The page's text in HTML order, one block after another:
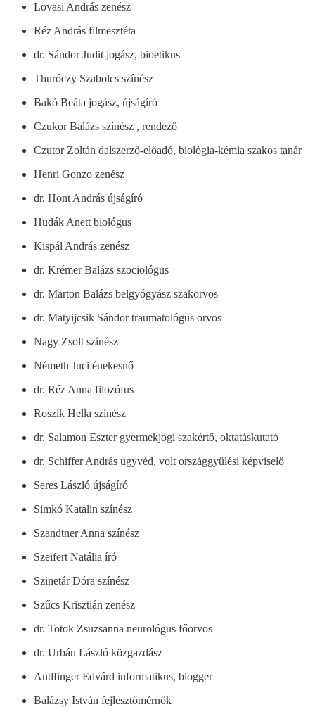
Lovasi András zenész
Réz András filmesztéta
dr. Sándor Judit jogász, bioetikus
Thuróczy Szabolcs színész
Bakó Beáta jogász, újságíró
Czukor Balázs színész , rendező
Czutor Zoltán dalszerző-előadó, biológia-kémia szakos tanár
Henri Gonzo zenész
dr. Hont András újságíró
Hudák Anett biológus
Kispál András zenész
dr. Krémer Balázs szociológus
dr. Marton Balázs belgyógyász szakorvos
dr. Matyijcsik Sándor traumatológus orvos
Nagy Zsolt színész
Németh Juci énekesnő
dr. Réz Anna filozófus
Roszik Hella színész
dr. Salamon Eszter gyermekjogi szakértő, oktatáskutató
dr. Schiffer András ügyvéd, volt országgyűlési képviselő
Seres László újságíró
Simkó Katalin színész
Szandtner Anna színész
Szeifert Natália író
Szinetár Dóra színész
Szűcs Krisztián zenész
dr. Totok Zsuzsanna neurológus főorvos
dr. Urbán László közgazdász
Antlfinger Edvárd informatikus, blogger
Balázsy István fejlesztőmérnök